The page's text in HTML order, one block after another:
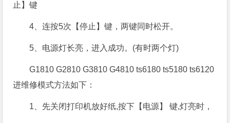
止】键
4、连按5次【停止】键，两键同时松开。
5、电源灯长亮，进入成功。(有时两个灯)
G1810 G2810 G3810 G4810 ts6180 ts5180 ts6120
进维修模式方法如下：
1、先关闭打印机放好纸,按下【电源】 键,灯亮时，